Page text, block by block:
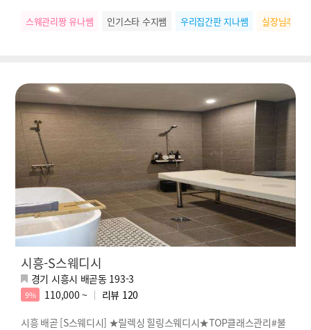
스웨관리짱 유나쌤 인기스타 수지쌤 우리집간판 지나쌤 실장님추천
시흥-S스웨디시
경기 시흥시 배곧동 193-3
9% 110,000 ~ 리뷰 120
시흥 배곧 [S스웨디시] ★릴렉싱 힐링스웨디시★TOP클래스관리#불